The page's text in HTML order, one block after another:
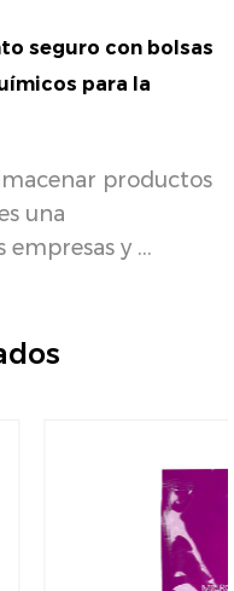
seguro con bolsas
para la
productos
una
y ...